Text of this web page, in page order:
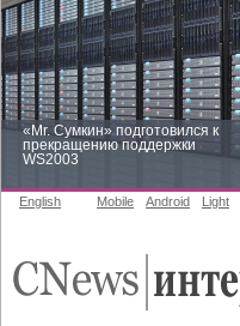
«Mr. Сумкин» подготовился к
прекращению поддержки
WS2003
English Mobile Android Light